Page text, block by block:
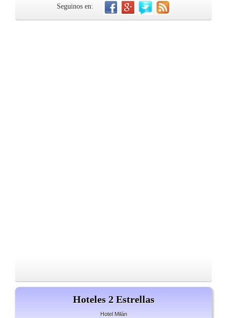
Seguinos en:
Hoteles 2 Estrellas
Hotel Milán